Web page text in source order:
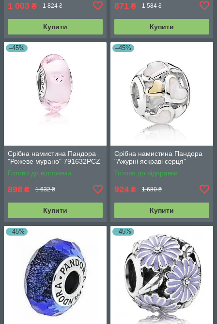
1 003 ₴ 1 824 ₴
Купити
871 ₴ 1 584 ₴
Купити
–45%
Срібна намистина Пандора
"Рожеве мурано" 791632PCZ
Готово до відправки
898 ₴ 1 632 ₴
Купити
–45%
Срібна намистина Пандора
"Ажурні яскраві серця"
Готово до відправки
924 ₴ 1 680 ₴
Купити
–45% –45%